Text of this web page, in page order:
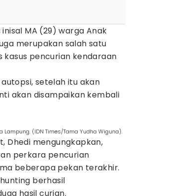
MA (29) warga Anak
merupakan salah satu
pencurian kendaraan
setelah itu akan
akan disampaikan kembali
Lampung. (IDN Times/Tama Yudha Wiguna).
Dhedi mengungkapkan,
perkara pencurian
beberapa pekan terakhir.
berhasil
hasil curian.